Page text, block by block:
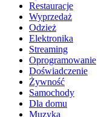
Restauracje
Wyprzedaż
Odzież
Elektronika
Streaming
Oprogramowanie
Doświadczenie
Żywność
Samochody
Dla domu
Muzyka